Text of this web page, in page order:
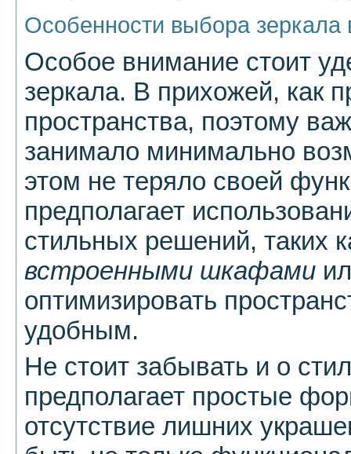
Особенности выбора
Особое внимание стоит
зеркала. В прихожей, как
пространства, поэтому
занимало минимально
этом не теряло своей
предполагает
стильных решений, таких
встроенными шкафами
оптимизировать
удобным.
Не стоит забывать и о
предполагает простые
отсутствие лишних